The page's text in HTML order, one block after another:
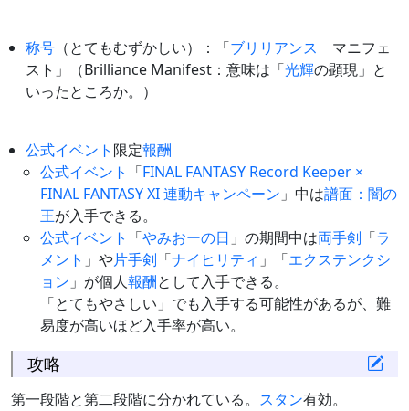
称号 （とてもむずかしい）：「ブリリアンス マニフェ
スト」（Brilliance Manifest：意味は「光輝の顕現」と
いったところか。）
公式イベント 限定報酬
公式イベント 「FINAL FANTASY Record Keeper ×
FINAL FANTASY XI 連動キャンペーン 」中は譜面：闇の
王が入手できる。
公式イベント 「やみおーの日 」の期間中は両手剣 「ラ
メント 」や片手剣 「ナイヒリティ 」「エクステンクシ
ョン 」が個人報酬として入手できる。
「とてもやさしい」でも入手する可能性があるが、難
易度が高いほど入手率が高い。
攻略
第一段階と第二段階に分かれている。 スタン有効。